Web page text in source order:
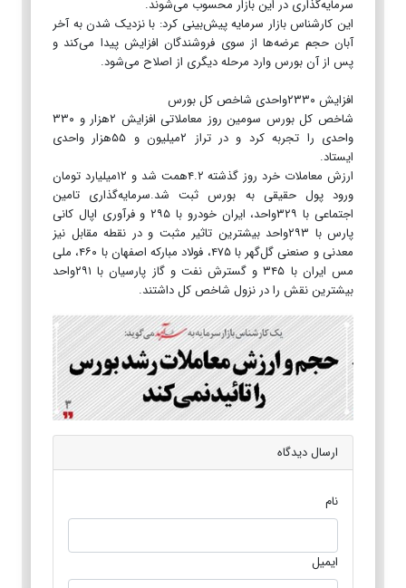
سرمایه‌گذاری در این بازار محسوب می‌شوند.
این کارشناس بازار سرمایه پیش‌بینی کرد: با نزدیک شدن به آخر
آبان حجم عرضه‌ها از سوی فروشندگان افزایش پیدا می‌کند و
پس از آن بورس وارد مرحله دیگری از اصلاح می‌شود.
افزایش ۲۳۳۰واحدی شاخص کل بورس
شاخص کل بورس سومین روز معاملاتی افزایش ۲هزار و ۳۳۰
واحدی را تجربه کرد و در تراز ۲میلیون و ۵۵هزار واحدی
ایستاد.
ارزش معاملات خرد روز گذشته ۴.۲همت شد و ۱۲میلیارد تومان
ورود پول حقیقی به بورس ثبت شد.سرمایه‌گذاری تامین
اجتماعی با ۳۲۹واحد، ایران خودرو با ۲۹۵ و فرآوری اپال کانی
پارس با ۲۹۳واحد بیشترین تاثیر مثبت و در نقطه مقابل نیز
معدنی و صنعنی گل‌گهر با ۴۷۵، فولاد مبارکه اصفهان با ۴۶۰، ملی
مس ایران با ۳۴۵ و گسترش نفت و گاز پارسیان با ۲۹۱واحد
بیشترین نقش را در نزول شاخص کل داشتند.
ارسال دیدگاه
نام
ایمیل